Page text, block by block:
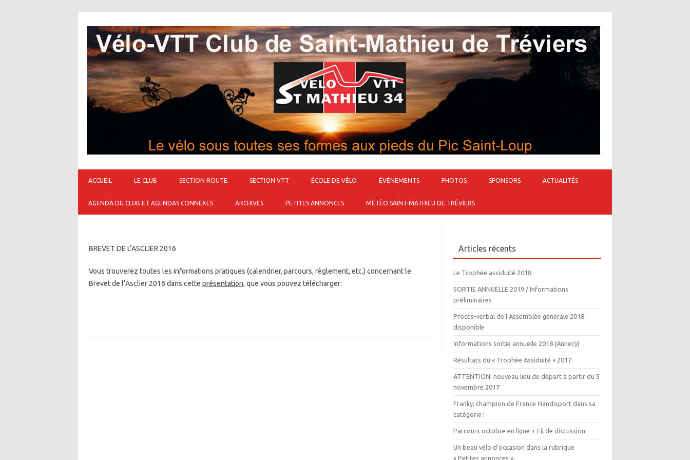
ACCUEIL LE CLUB SECTION ROUTE SECTION VTT ÉCOLE DE VÉLO ÉVÉNEMENTS PHOTOS SPONSORS ACTUALITÉS
AGENDA DU CLUB ET AGENDAS CONNEXES ARCHIVES PETITES ANNONCES MÉTÉO SAINT-MATHIEU DE TRÉVIERS
BREVET DE L’ASCLIER 2016
Vous trouverez toutes les informations pratiques (calendrier, parcours, règlement, etc.) concernant le
Brevet de l’Asclier 2016 dans cette présentation, que vous pouvez télécharger:
Articles récents
Le Trophée assiduité 2018
SORTIE ANNUELLE 2019 / Informations
préliminaires
Procès-verbal de l’Assemblée générale 2018
disponible
Informations sortie annuelle 2018 (Annecy)
Résultats du « Trophée Assiduité » 2017
ATTENTION: nouveau lieu de départ à partir du 5
novembre 2017
Franky, champion de France Handisport dans sa
catégorie !
Parcours octobre en ligne + Fil de discussion.
Un beau vélo d’occasion dans la rubrique
« Petites annonces »